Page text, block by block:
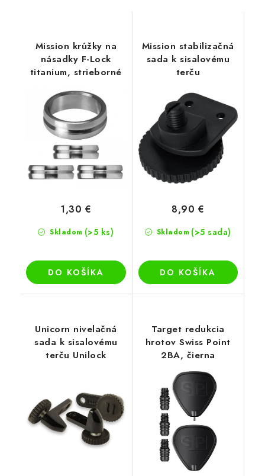
Mission krúžky na
násadky F-Lock
titanium, strieborné
Skladom (>5 ks)
1,30 €
DO KOŠÍKA
Mission stabilizačná
sada k sisalovému
terču
Skladom (>5 sada)
8,90 €
DO KOŠÍKA
Unicorn nivelačná
sada k sisalovému
terču Unilock
Target redukcia
hrotov Swiss Point
2BA, čierna